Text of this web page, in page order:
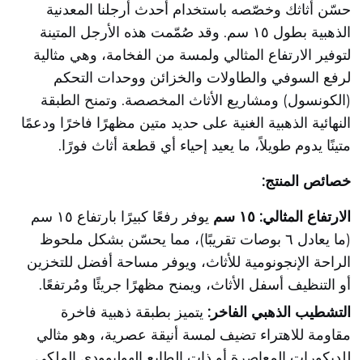
حسّن أثاثك وخصّصه باستخدام أحدث أرجلنا المعدنية
الذهبية بطول ١٥ سم. وقد صُمّمت هذه الأرجل المتينة
لتوفير الارتفاع المثالي ولمسة من الفخامة، وهي مثالية
لرفع السوفي والطاولات والخزائن ووحدات التحكم
(الكونسول) ومشاريع الأثاث المخصصة. وتمنح الطبقة
النهائية الذهبية الغنية على حديد متين مظهرًا فاخرًا ودعمًا
متينًا يدوم طويلاً، ما يعيد إحياء أي قطعة أثاث فورًا.
خصائص المنتج:
الارتفاع المثالي: ١٥ سم
يوفر رفعًا كبيرًا بارتفاع ١٥ سم
(ما يعادل ٦ بوصات تقريبًا)، مما يحسّن بشكل ملحوظ
الراحة الإنجونومية للأثاث، ويوفر مساحة أفضل للتخزين
أو التنظيف أسفل الأثاث، ويمنح مظهرًا جريئًا ومُرتفعًا.
التشطيب الذهبي الفاخر: يتميز بطبقة ذهبية فاخرة
مقاومة للاهتراء تضيف لمسة أنيقة عصرية، وهو مثالي